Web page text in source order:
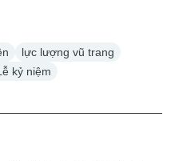
lực lượng vũ trang
kỷ niệm